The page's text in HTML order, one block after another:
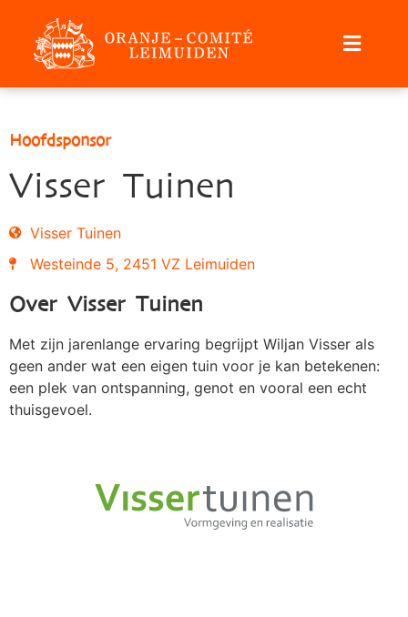
Hoofdsponsor
Visser Tuinen
Visser Tuinen
Westeinde 5, 2451 VZ Leimuiden
Over Visser Tuinen
Met zijn jarenlange ervaring begrijpt Wiljan Visser als
geen ander wat een eigen tuin voor je kan betekenen:
een plek van ontspanning, genot en vooral een echt
thuisgevoel.